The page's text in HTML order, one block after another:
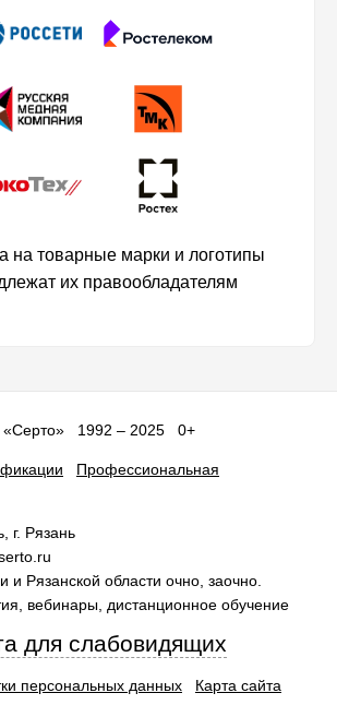
на товарные марки и логотипы
их правообладателям
1992 – 2025 0+
Профессиональная
, г. Рязань
и Рязанской области очно, заочно.
вебинары, дистанционное обучение
для слабовидящих
персональных данных
Карта сайта